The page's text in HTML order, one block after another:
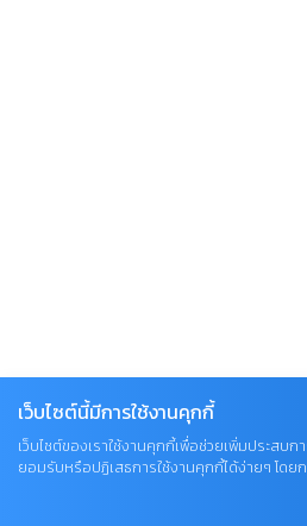
เว็บไซต์นี้มีการใช้งานคุกกี้
เว็บไซต์ของเราใช้งานคุกกี้เพื่อช่วยเพิ่มประสบ
ยอมรับหรือปฏิเสธการใช้งานคุกกี้ได้ง่ายๆ โดย